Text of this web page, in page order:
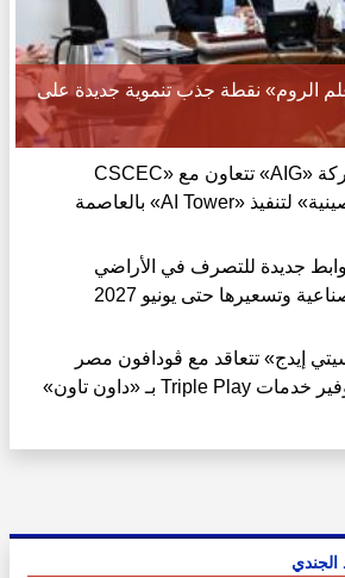
الروم» نقطة جذب تنموية جديدة على
شركة «AIG» تتعاون مع «CSCEC
الصينية» لتنفيذ «AI Tower» بالعاصمة
جديدة للتصرف في الأراضي
وتسعيرها حتى يونيو 2027
إيدج» تتعاقد مع ڤودافون مصر
لتوفير خدمات Triple Play بـ «داون تاون»